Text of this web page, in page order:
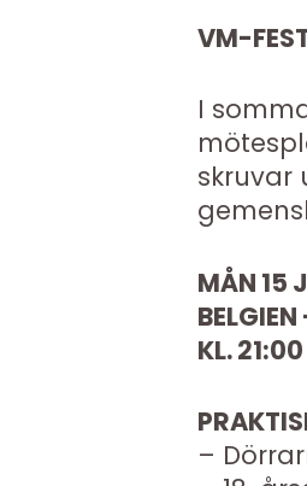
VM-
I
skruvar
MÅN 15
KL. 21:00
–